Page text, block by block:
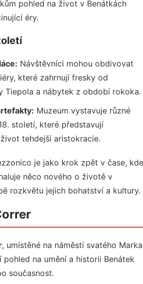
pohled na život v Benátkách
éry.
Návštěvníci mohou obdivovat
které zahrnují fresky od
Tiepola a nábytek z období rokoka.
Muzeum vystavuje různé
století, které představují
tehdejší aristokracie.
je jako krok zpět v čase, kde
něco nového o životě v
rozkvětu jejich bohatství a kultury.
, umístěné na náměstí svatého
pohled na umění a historii Benátek
současnost.